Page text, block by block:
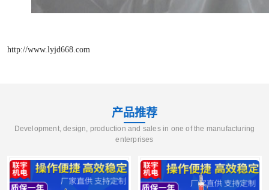
http://www.lyjd668.com
产品推荐
Development, design, production and sales in one of the manufacturing
enterprises